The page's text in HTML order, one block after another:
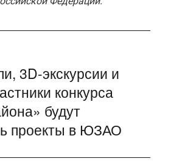
3D-экскурсии и
конкурса
будут
проекты в ЮЗАО